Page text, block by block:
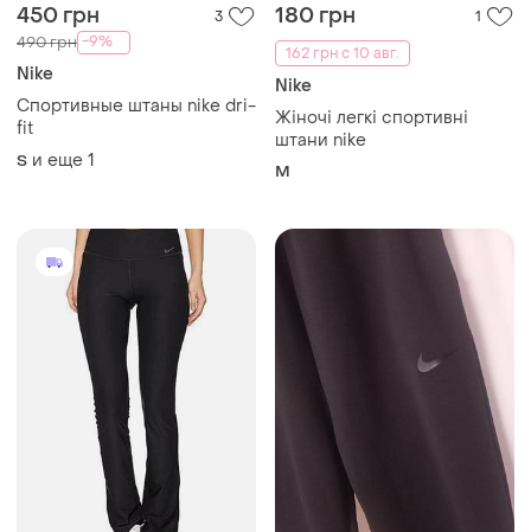
450 грн 3
490 грн -9%
Nike
Спортивные штаны nike dri-
fit
S и еще 1
180 грн
1
162 грн с 10 авг.
Nike
Жіночі легкі спортивні
штани nike
M